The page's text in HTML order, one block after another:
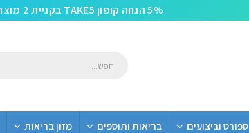
5% הנחה קופון TAKE5 בקניית 2 מוצרים. משלוח חינם מעל 279 שח!
ספורט וביצועים בריאות ותוספים מזון בריאות